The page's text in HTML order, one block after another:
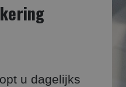
u dagelijks